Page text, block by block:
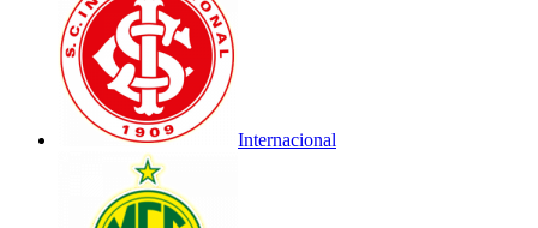
Internacional